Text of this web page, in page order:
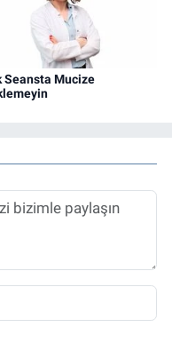
Seansta Mucize